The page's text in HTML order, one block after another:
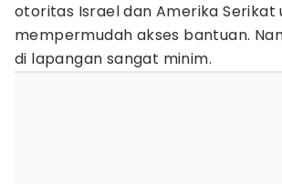
otoritas Israel dan Amerika Serikat
mempermudah akses bantuan.
di lapangan sangat minim.